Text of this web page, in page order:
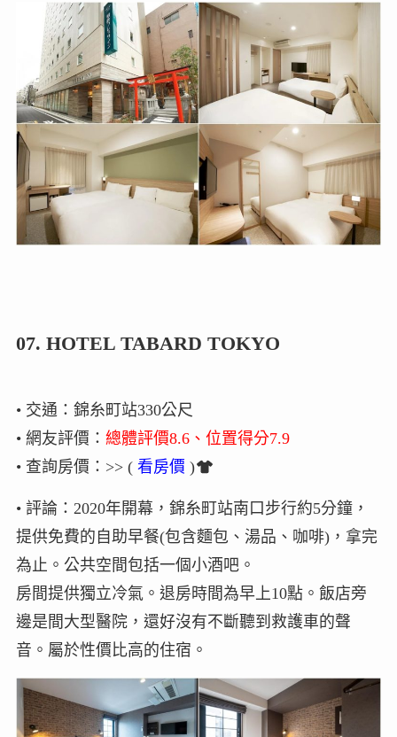
07. HOTEL TABARD TOKYO
• 交通：錦糸町站330公尺
• 網友評價： 總體評價8.6、位置得分7.9
• 查詢房價：>> ( 看房價 )
• 評論：2020年開幕，錦糸町站南口步行約5分鐘，
提供免費的自助早餐(包含麵包、湯品、咖啡)，拿完
為止。公共空間包括一個小酒吧。
房間提供獨立冷氣。退房時間為早上10點。飯店旁
邊是間大型醫院，還好沒有不斷聽到救護車的聲
音。屬於性價比高的住宿。